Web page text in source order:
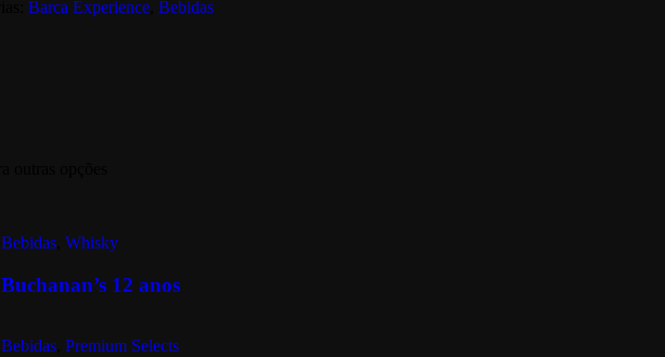
Barca Experience Bebidas
Bebidas Whisky
Buchanan’s 12 anos
Bebidas Premium Selects